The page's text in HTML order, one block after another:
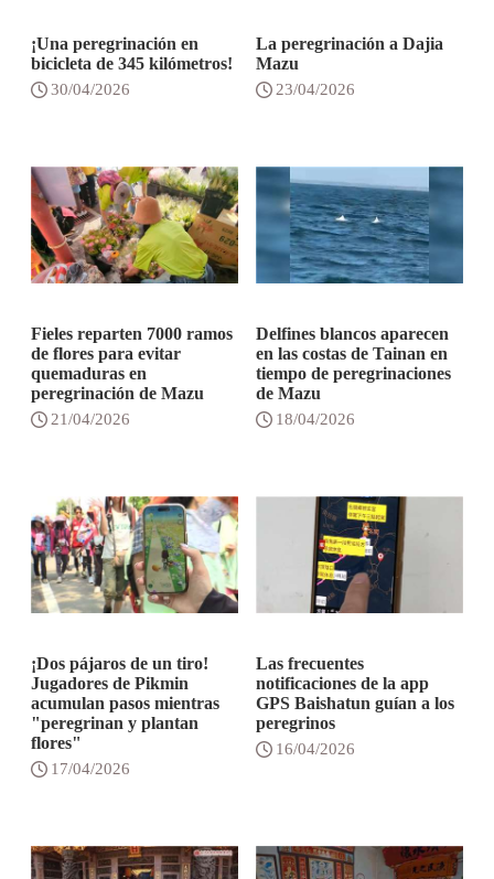
¡Una peregrinación en
bicicleta de 345 kilómetros!
30/04/2026
La peregrinación a Dajia
Mazu
23/04/2026
Fieles reparten 7000 ramos
de flores para evitar
quemaduras en
peregrinación de Mazu
21/04/2026
Delfines blancos aparecen
en las costas de Tainan en
tiempo de peregrinaciones
de Mazu
18/04/2026
¡Dos pájaros de un tiro!
Jugadores de Pikmin
acumulan pasos mientras
"peregrinan y plantan
flores"
17/04/2026
Las frecuentes
notificaciones de la app
GPS Baishatun guían a los
peregrinos
16/04/2026